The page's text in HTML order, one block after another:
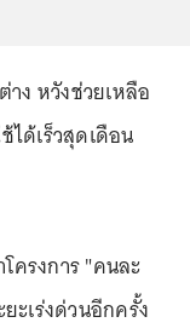
ง หวังช่วยเหลือ
ด้เร็วสุดเดือน
ครงการ "คนละ
ะเร่งด่วนอีกครั้ง